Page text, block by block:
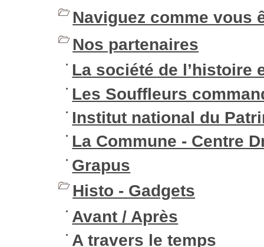
Naviguez comme vous
Nos partenaires
La société de l’histoire
Les Souffleurs
Institut national du
La Commune - Centre
Grapus
Histo - Gadgets
Avant / Après
A travers le temps